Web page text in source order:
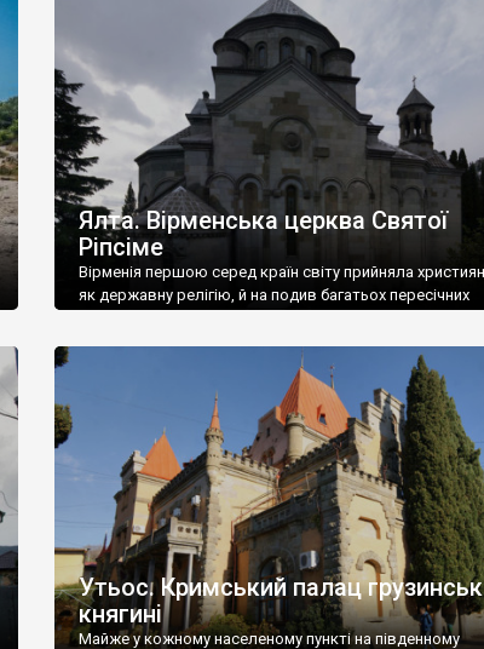
називаються «повстяками» (postaki)…” “Вино. Крим
виробляє відмінне вино і його вдосталь: воно все
легке біле і дуже […]
Ялта. Вірменська церква Святої
Ріпсіме
Вірменія першою серед країн світу прийняла
як державну релігію, й на подив багатьох пересічних
Утьос. Кримський палац
княгині
Майже у кожному населеному пункті на південному